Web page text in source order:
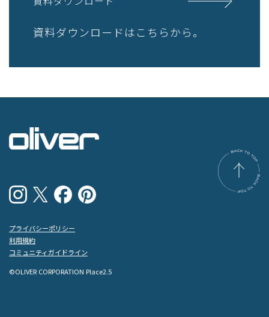
資料ダウンロードはこちらから。
プライバシーポリシー
利用規約
コミュニティガイドライン
©OLIVER CORPORATION Place2.5